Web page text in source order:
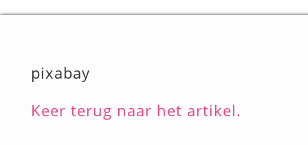
pixabay
Keer terug naar het artikel.